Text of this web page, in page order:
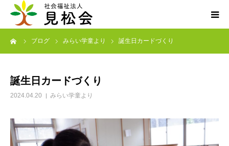
ブログ みらい学童より 誕生日カードづくり
誕生日カードづくり
2024.04.20 みらい学童より
ブログ
求人・ボランティア